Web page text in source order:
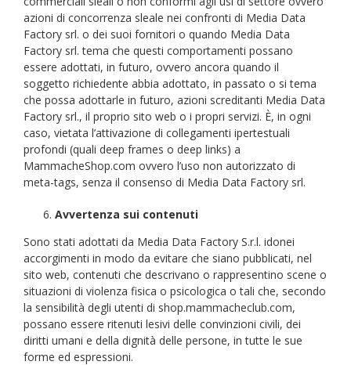
azioni di concorrenza sleale nei confronti di Media Data
Factory srl. o dei suoi fornitori o quando Media Data
Factory srl. tema che questi comportamenti possano
essere adottati, in futuro, ovvero ancora quando il
soggetto richiedente abbia adottato, in passato o si tema
che possa adottarle in futuro, azioni screditanti Media Data
Factory srl., il proprio sito web o i propri servizi. È, in ogni
caso, vietata l’attivazione di collegamenti ipertestuali
profondi (quali deep frames o deep links) a
MammacheShop.com ovvero l’uso non autorizzato di
meta-tags, senza il consenso di Media Data Factory srl.
Avvertenza sui contenuti
Sono stati adottati da Media Data Factory S.r.l. idonei
accorgimenti in modo da evitare che siano pubblicati, nel
sito web, contenuti che descrivano o rappresentino scene o
situazioni di violenza fisica o psicologica o tali che, secondo
la sensibilità degli utenti di shop.mammacheclub.com,
possano essere ritenuti lesivi delle convinzioni civili, dei
diritti umani e della dignità delle persone, in tutte le sue
forme ed espressioni.